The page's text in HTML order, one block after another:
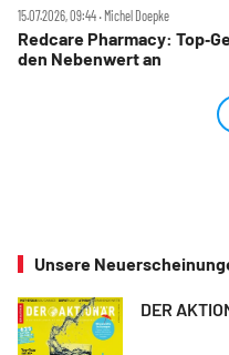
15.07.2026, 09:44 ‧ Michel Doepke
Redcare Pharmacy:
den Nebenwert an
Unsere
DER